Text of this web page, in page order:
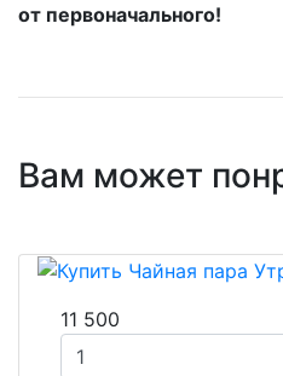
от первоначального!
Вам может
11 500